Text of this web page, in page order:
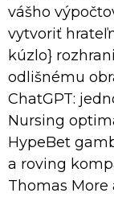
vášho
vytvoriť
kúzlo}
odlišnému
ChatGPT:
Nursing
HypeBet
a roving
Thomas More